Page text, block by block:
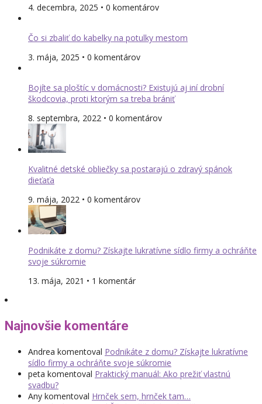
4. decembra, 2025 • 0 komentárov
Čo si zbaliť do kabelky na potulky mestom
3. mája, 2025 • 0 komentárov
Bojíte sa ploštíc v domácnosti? Existujú aj iní drobní
škodcovia, proti ktorým sa treba brániť
8. septembra, 2022 • 0 komentárov
Kvalitné detské obliečky sa postarajú o zdravý spánok
dieťaťa
9. mája, 2022 • 0 komentárov
Podnikáte z domu? Získajte lukratívne sídlo firmy a ochráňte
svoje súkromie
13. mája, 2021 • 1 komentár
Najnovšie komentáre
Andrea komentoval Podnikáte z domu? Získajte lukratívne
sídlo firmy a ochráňte svoje súkromie
peta komentoval Praktický manuál: Ako prežiť vlastnú
svadbu?
Any komentoval Hrnček sem, hrnček tam…